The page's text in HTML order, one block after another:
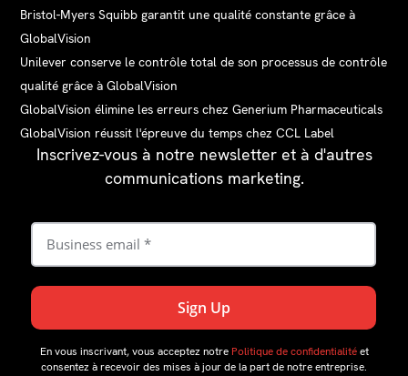
Bristol-Myers Squibb garantit une qualité constante grâce à
GlobalVision
Unilever conserve le contrôle total de son processus de contrôle
qualité grâce à GlobalVision
GlobalVision élimine les erreurs chez Generium Pharmaceuticals
GlobalVision réussit l'épreuve du temps chez CCL Label
Inscrivez-vous à notre newsletter et à d'autres
communications marketing.
En vous inscrivant, vous acceptez notre Politique de confidentialitéet
consentez à recevoir des mises à jour de la part de notre entreprise.